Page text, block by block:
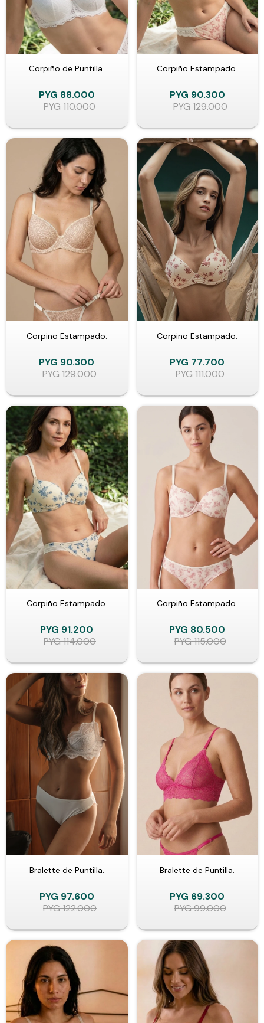
Corpiño de Puntilla.
PYG 88.000
PYG110.000
Corpiño Estampado.
PYG 90.300
PYG129.000
Corpiño Estampado.
PYG 90.300
PYG129.000
Corpiño Estampado.
PYG 77.700
PYG111.000
Corpiño Estampado.
PYG 91.200
PYG114.000
Corpiño Estampado.
PYG 80.500
PYG115.000
Bralette de Puntilla.
PYG 97.600
PYG122.000
Bralette de Puntilla.
PYG 69.300
PYG99.000